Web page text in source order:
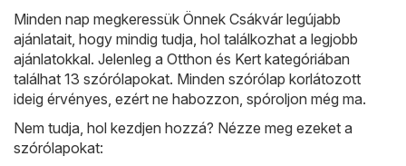
Minden nap megkeressük Önnek Csákvár legújabb
ajánlatait, hogy mindig tudja, hol találkozhat a legjobb
ajánlatokkal. Jelenleg a Otthon és Kert kategóriában
találhat 13 szórólapokat. Minden szórólap korlátozott
ideig érvényes, ezért ne habozzon, spóroljon még ma.
Nem tudja, hol kezdjen hozzá? Nézze meg ezeket a
szórólapokat: